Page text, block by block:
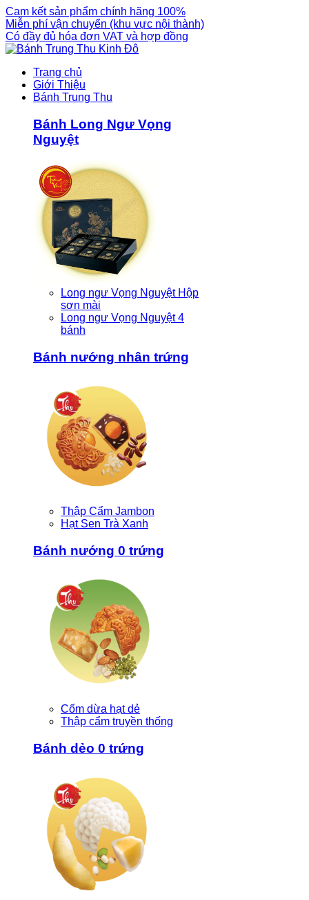
Cam kết sản phẩm chính hãng 100%
Miễn phí vận chuyển (khu vực nội thành)
Có đầy đủ hóa đơn VAT và hợp đồng
Trang chủ
Giới Thiệu
Bánh Trung Thu
Bánh Long Ngư Vọng
Nguyệt
Long ngư Vọng Nguyệt Hộp
sơn mài
Long ngư Vọng Nguyệt 4
bánh
Bánh nướng nhân trứng
Thập Cẩm Jambon
Hạt Sen Trà Xanh
Bánh nướng 0 trứng
Cốm dừa hạt dẻ
Thập cẩm truyền thống
Bánh dẻo 0 trứng